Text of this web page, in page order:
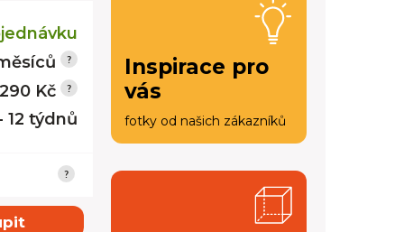
Kč
12 týdnů
Inspirace pro
vás
fotky od našich zákazníků